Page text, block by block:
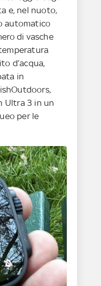
e, nel nuoto,
automatico
di vasche
d’acqua,
in
Ultra 3 in un
per le